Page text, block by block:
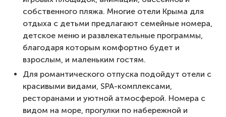
собственного пляжа. Многие отели Крыма для
отдыха с детьми предлагают семейные номера,
детское меню и развлекательные программы,
благодаря которым комфортно будет и
взрослым, и маленьким гостям.
Для романтического отпуска подойдут отели с
красивыми видами, SPA-комплексами,
ресторанами и уютной атмосферой. Номера с
видом на море, прогулки по набережной и